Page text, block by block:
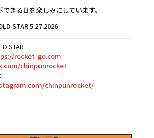
きる日を楽しみにしています。
STAR 5.27.2026
STAR
rocket-go.com
chinpunrocket
chinpunrocket/